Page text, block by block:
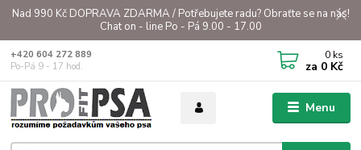
Nad 990 Kč DOPRAVA ZDARMA / Potřebujete radu? Obraťte se na nás!
Chat on - line Po - Pá 9.00 - 17.00
Menu
+420 604 272 889
Po-Pá 9 - 17 hod.
0 ks
za 0 Kč